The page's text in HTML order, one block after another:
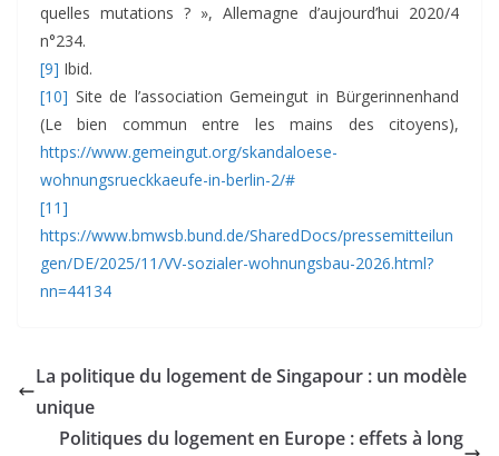
quelles mutations ? », Allemagne d’aujourd’hui 2020/4
n°234.
[9] Ibid.
[10] Site de l’association Gemeingut in Bürgerinnenhand
(Le bien commun entre les mains des citoyens),
https://www.gemeingut.org/skandaloese-
wohnungsrueckkaeufe-in-berlin-2/#
[11]
https://www.bmwsb.bund.de/SharedDocs/pressemitteilun
gen/DE/2025/11/VV-sozialer-wohnungsbau-2026.html?
nn=44134
La politique du logement de Singapour : un modèle
unique
Politiques du logement en Europe : effets à long